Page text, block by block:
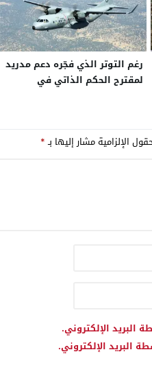
رغم التوتر الذي فجّره دعم مدريد
لمقترح الحكم الذاتي في
الإلزامية مشار إليها بـ*
البريد الإلكتروني.
البريد الإلكتروني.